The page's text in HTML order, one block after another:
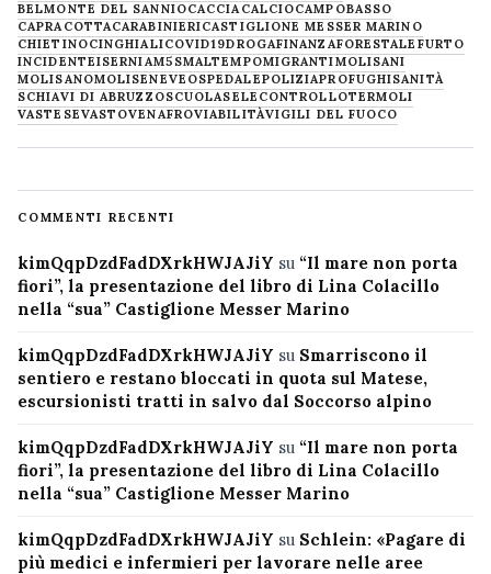
BELMONTE DEL SANNIOCACCIACALCIOCAMPOBASSO
CAPRACOTTACARABINIERICASTIGLIONE MESSER MARINO
CHIETINOCINGHIALICOVID19DROGAFINANZAFORESTALE FURTO
INCIDENTEISERNIAM5SMALTEMPOMIGRANTIMOLISANI
MOLISANOMOLISENEVE OSPEDALEPOLIZIAPROFUGHISANITÀ
SCHIAVI DI ABRUZZOSCUOLASELECONTROLLOTERMOLI
VASTESEVASTOVENAFROVIABILITÀVIGILI DEL FUOCO
COMMENTI RECENTI
kimQqpDzdFadDXrkHWJAJiY su “Il mare non porta
fiori”, la presentazione del libro di Lina Colacillo
nella “sua” Castiglione Messer Marino
kimQqpDzdFadDXrkHWJAJiY su Smarriscono il
sentiero e restano bloccati in quota sul Matese,
escursionisti tratti in salvo dal Soccorso alpino
kimQqpDzdFadDXrkHWJAJiY su “Il mare non porta
fiori”, la presentazione del libro di Lina Colacillo
nella “sua” Castiglione Messer Marino
kimQqpDzdFadDXrkHWJAJiY su Schlein: «Pagare di
più medici e infermieri per lavorare nelle aree